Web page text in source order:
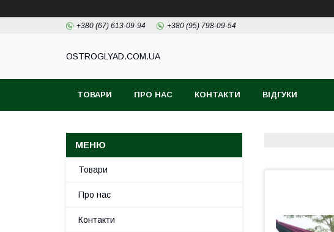
+380 (67) 613-09-94 +380 (95) 798-09-54
ОSTROGLYAD.СOM.UA
ТОВАРИ ПРО НАС КОНТАКТИ ВІДГУКИ
Товари
Про нас
Контакти